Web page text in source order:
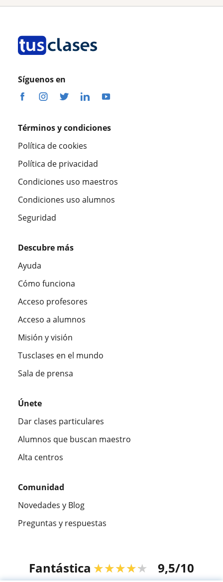
Síguenos en
Términos y condiciones
Política de cookies
Política de privacidad
Condiciones uso maestros
Condiciones uso alumnos
Seguridad
Descubre más
Ayuda
Cómo funciona
Acceso profesores
Acceso a alumnos
Misión y visión
Tusclases en el mundo
Sala de prensa
Únete
Dar clases particulares
Alumnos que buscan maestro
Alta centros
Comunidad
Novedades y Blog
Preguntas y respuestas
Fantástica ★★★★★ 9,5/10